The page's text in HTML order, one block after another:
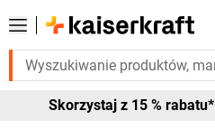
Wybrane bestsellery
Skorzystaj z 15 %